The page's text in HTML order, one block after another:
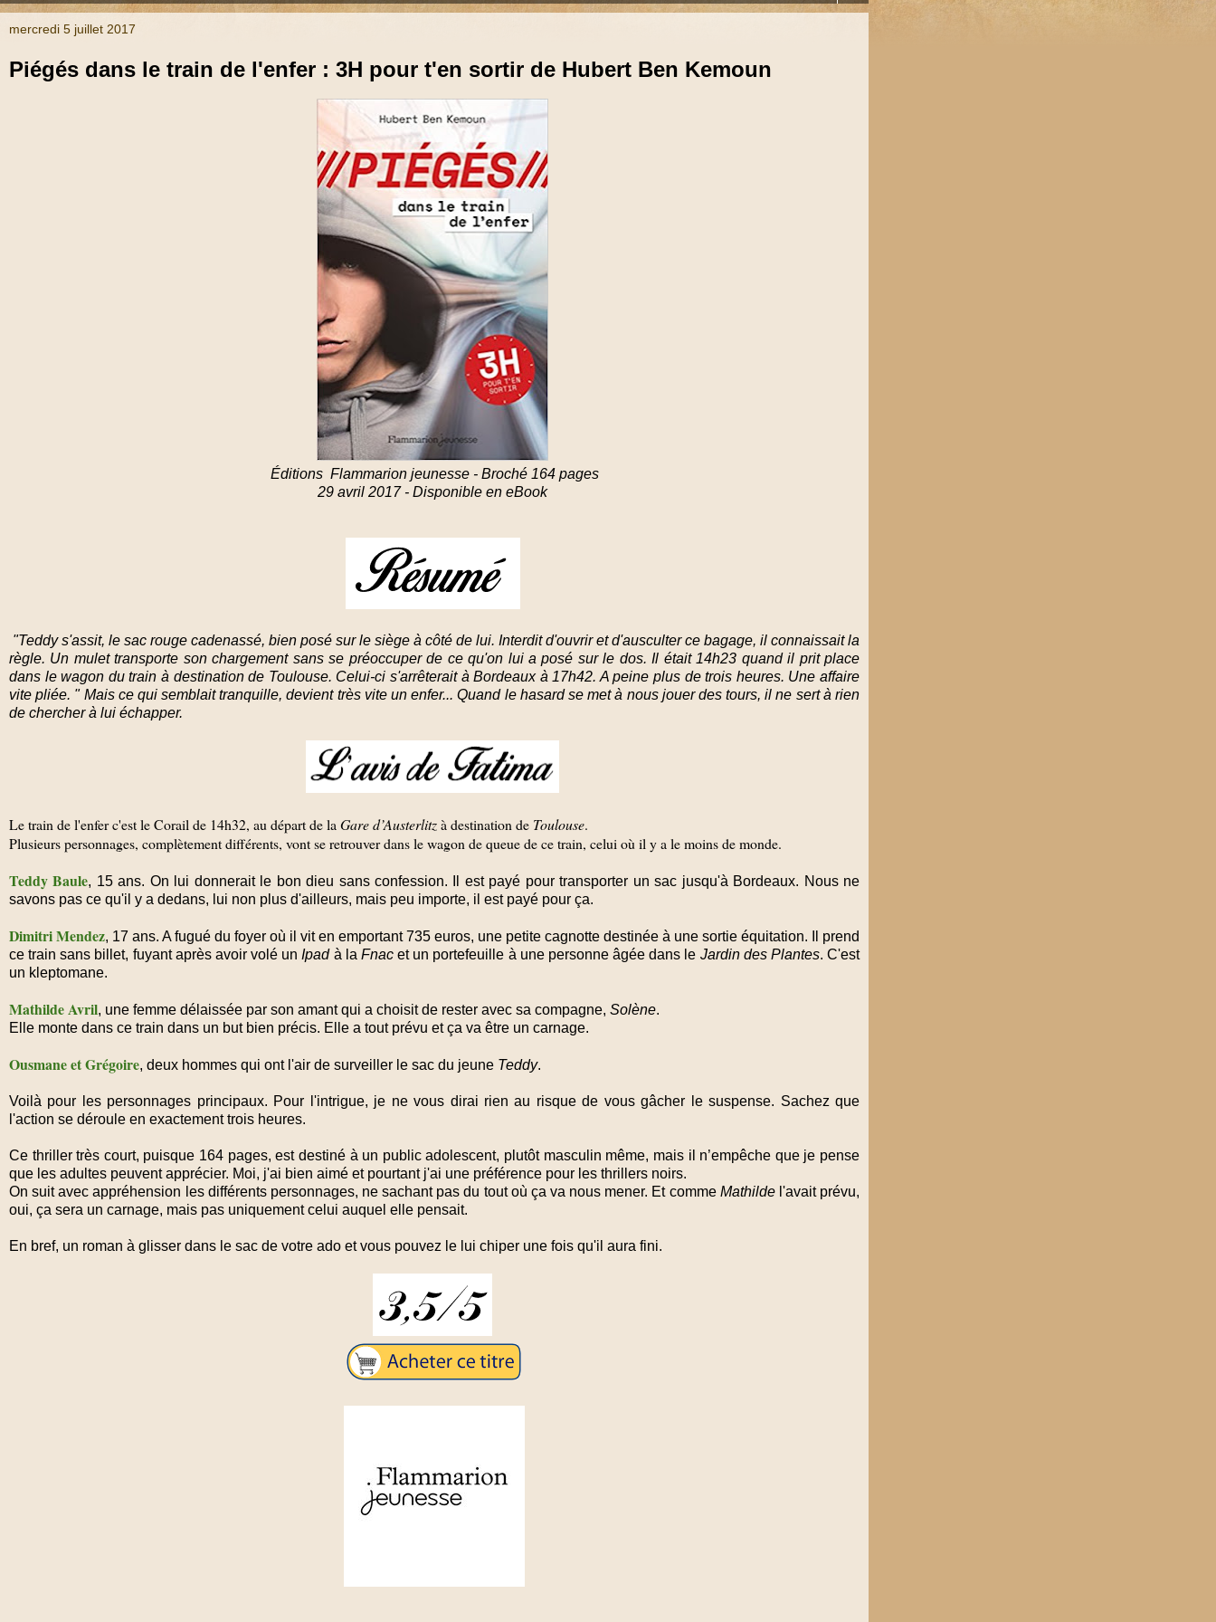
mercredi 5 juillet 2017
Piégés dans le train de l'enfer : 3H pour t'en sortir de Hubert Ben Kemoun
Éditions Flammarion jeunesse - Broché 164 pages
29 avril 2017 - Disponible en eBook
"Teddy s'assit, le sac rouge cadenassé, bien posé sur le siège à côté de lui. Interdit d'ouvrir et d'ausculter ce bagage, il connaissait la
règle. Un mulet transporte son chargement sans se préoccuper de ce qu'on lui a posé sur le dos. Il était 14h23 quand il prit place
dans le wagon du train à destination de Toulouse. Celui-ci s'arrêterait à Bordeaux à 17h42. A peine plus de trois heures. Une affaire
vite pliée. " Mais ce qui semblait tranquille, devient très vite un enfer... Quand le hasard se met à nous jouer des tours, il ne sert à rien
de chercher à lui échapper.
Le train de l'enfer c'est le Corail de 14h32, au départ de laGare d’Austerlitzà destination de Toulouse.
Plusieurs personnages, complètement différents, vont se retrouver dans le wagon de queue de ce train, celui où il y a le moins de monde.
Teddy Baule, 15 ans. On lui donnerait le bon dieu sans confession. Il est payé pour transporter un sac jusqu'à Bordeaux. Nous ne
savons pas ce qu'il y a dedans, lui non plus d'ailleurs, mais peu importe, il est payé pour ça.
Dimitri Mendez, 17 ans. A fugué du foyer où il vit en emportant 735 euros, une petite cagnotte destinée à une sortie équitation. Il prend
ce train sans billet, fuyant après avoir volé unIpadà la Fnacet un portefeuille à une personne âgée dans le Jardin des Plantes. C'est
un kleptomane.
Mathilde Avril, une femme délaissée par son amant qui a choisit de rester avec sa compagne, Solène.
Elle monte dans ce train dans un but bien précis. Elle a tout prévu et ça va être un carnage.
Ousmane et Grégoire, deux hommes qui ont l'air de surveiller le sac du jeune Teddy.
Voilà pour les personnages principaux. Pour l'intrigue, je ne vous dirai rien au risque de vous gâcher le suspense. Sachez que
l'action se déroule en exactement trois heures.
Ce thriller très court, puisque 164 pages, est destiné à un public adolescent, plutôt masculin même, mais il n’empêche que je pense
que les adultes peuvent apprécier. Moi, j'ai bien aimé et pourtant j'ai une préférence pour les thrillers noirs.
On suit avec appréhension les différents personnages, ne sachant pas du tout où ça va nous mener. Et comme Mathildel'avait prévu,
oui, ça sera un carnage, mais pas uniquement celui auquel elle pensait.
En bref, un roman à glisser dans le sac de votre ado et vous pouvez le lui chiper une fois qu'il aura fini.